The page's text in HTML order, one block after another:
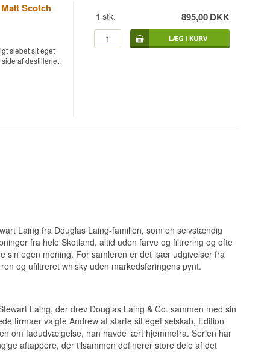
bygger
Whisky 70
i Skotland.
og i dag driver
Whiskyen
som den
duften
Malt Scotch
Scotch
slebet sit eget
af destilleriet,
52,9% er
1 stk. 895,00DKK
Laing fra Douglas Laing-familien, som en selvstændig
fra hele Skotland, altid uden farve og filtrering og ofte
sin egen mening. For samleren er det især udgivelser fra
og ufiltreret whisky uden markedsføringens pynt.
Laing, der drev Douglas Laing & Co. sammen med sin
firmaer valgte Andrew at starte sit eget selskab, Edition
om fadudvælgelse, han havde lært hjemmefra. Serien har
aftappere, der tilsammen definerer store dele af det